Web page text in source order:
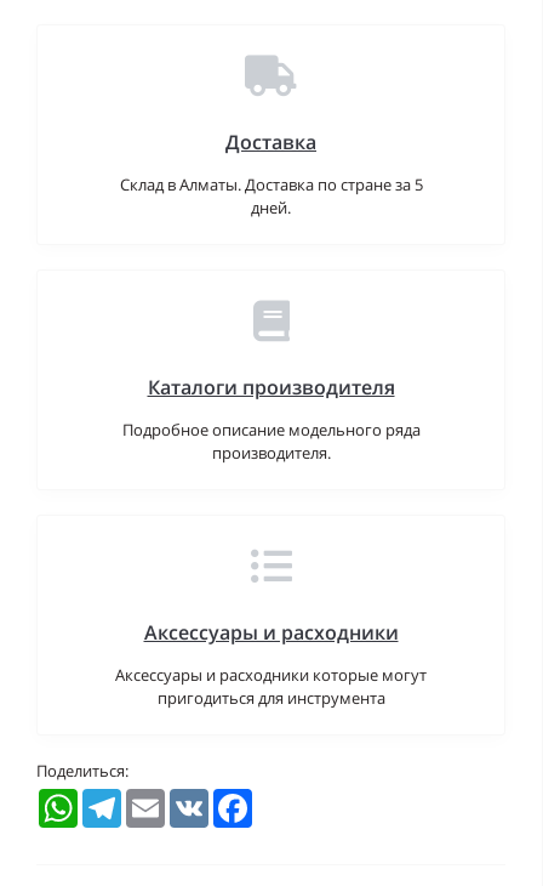
Доставка
Склад в Алматы. Доставка по стране за 5
дней.
Каталоги производителя
Подробное описание модельного ряда
производителя.
Аксессуары и расходники
Аксессуары и расходники которые могут
пригодиться для инструмента
Поделиться:
WhatsAppTelegramEmail VK